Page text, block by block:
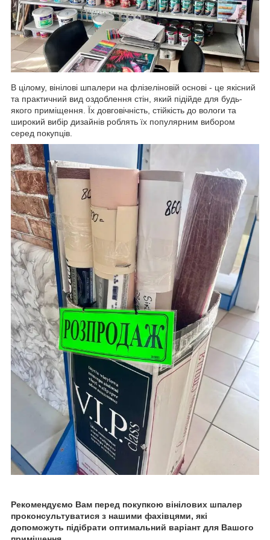
В цілому, вінілові шпалери на флізеліновій основі - це якісний
та практичний вид оздоблення стін, який підійде для будь-
якого приміщення. Їх довговічність, стійкість до вологи та
широкий вибір дизайнів роблять їх популярним вибором
серед покупців.
Рекомендуємо Вам перед покупкою вінілових шпалер
проконсультуватися з нашими фахівцями, які
допоможуть підібрати оптимальний варіант для Вашого